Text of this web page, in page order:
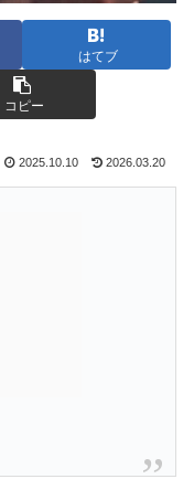
はてブ
コピー
2025.10.10 2026.03.20